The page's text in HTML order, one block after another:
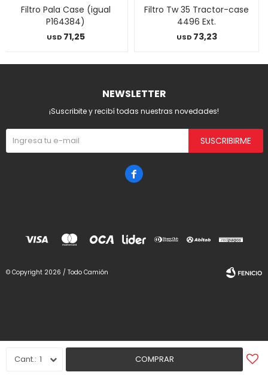
1 COMPRAR
Filtro Pala Case (igual
P164384)
USD 71,25
Filtro Tw 35 Tractor-case
4496 Ext.
USD 73,23
NEWSLETTER
¡Suscribite y recibí todas nuestras novedades!
SUSCRIBIRME

© Copyright 2026 / Todo Camión
Fenicio